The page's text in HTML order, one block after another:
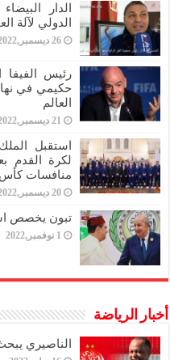
الدار
الدولي لآلة
26 ديسمبر,2022
رئيس الفيفا
حكيمي في
العالم
21 ديسمبر,2022
استقبل
لكرة القدم
منافسات كأس
20 ديسمبر,2022
تبون يخصص
1 نوفمبر,2022
أخبار الرياضة
الناصيري